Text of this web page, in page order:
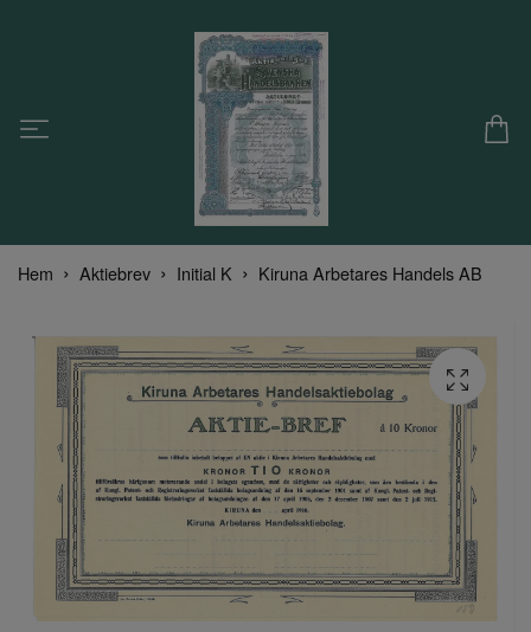
Hem Aktiebrev Initial K Kiruna Arbetares Handels AB